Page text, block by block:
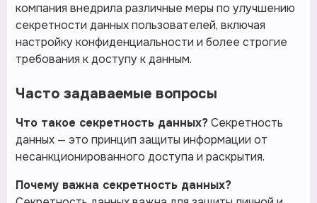
компания внедрила различные меры по улучшению
секретности данных пользователей, включая
настройку конфиденциальности и более строгие
требования к доступу к данным.
Часто задаваемые вопросы
Что такое секретность данных?Секретность
данных — это принцип защиты информации от
несанкционированного доступа и раскрытия.
Почему важна секретность данных?